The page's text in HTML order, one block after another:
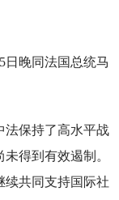
日晚同法国总统马
法保持了高水平战
得到有效遏制。
续共同支持国际社